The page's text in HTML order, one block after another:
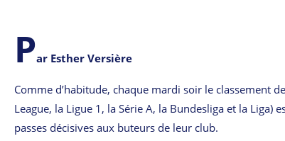
Par Esther Versière
Comme d’habitude, chaque mardi soir le classement
League, la Ligue 1, la Série A, la Bundesliga et la
passes décisives aux buteurs de leur club.